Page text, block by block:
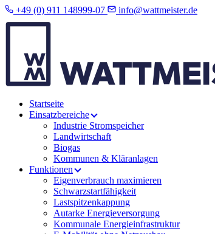
+49 (0) 911 148999-07 info@wattmeister.de
Startseite
Einsatzbereiche
Industrie Stromspeicher
Landwirtschaft
Biogas
Kommunen & Kläranlagen
Funktionen
Eigenverbrauch maximieren
Schwarzstartfähigkeit
Lastspitzenkappung
Autarke Energieversorgung
Kommunale Energieinfrastruktur